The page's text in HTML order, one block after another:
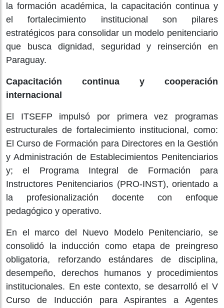
la formación académica, la capacitación continua y
el fortalecimiento institucional son pilares
estratégicos para consolidar un modelo penitenciario
que busca dignidad, seguridad y reinserción en
Paraguay.
Capacitación continua y cooperación
internacional
El ITSEFP impulsó por primera vez programas
estructurales de fortalecimiento institucional, como:
El Curso de Formación para Directores en la Gestión
y Administración de Establecimientos Penitenciarios
y; el Programa Integral de Formación para
Instructores Penitenciarios (PRO-INST), orientado a
la profesionalización docente con enfoque
pedagógico y operativo.
En el marco del Nuevo Modelo Penitenciario, se
consolidó la inducción como etapa de preingreso
obligatoria, reforzando estándares de disciplina,
desempeño, derechos humanos y procedimientos
institucionales. En este contexto, se desarrolló el V
Curso de Inducción para Aspirantes a Agentes